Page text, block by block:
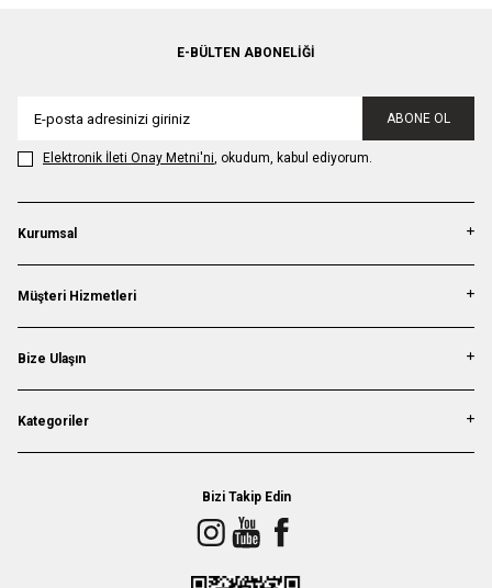
E-BÜLTEN ABONELIĞI
ABONE OL
Elektronik İleti Onay Metni'ni, okudum, kabul ediyorum.
Kurumsal
Müşteri Hizmetleri
Bize Ulaşın
Kategoriler
Bizi Takip Edin